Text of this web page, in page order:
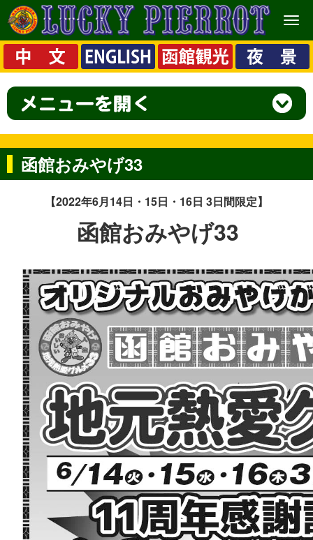
メ
ニ
ュ
ー
函館おみやげ33
【2022年6月14日・15日・16日 3日間限定】
函館おみやげ33